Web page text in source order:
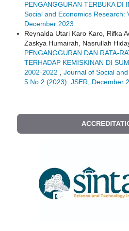
PENGANGGURAN TERBUKA DI
Social and Economics Research:
December 2023
Reynalda Utari Karo Karo, Rifka
Zaskya Humairah, Nasrullah
PENGANGGURAN DAN RATA-
TERHADAP KEMISKINAN DI
2002-2022
Journal of Social
5 No 2 (2023): JSER, December